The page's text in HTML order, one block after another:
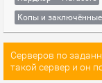
Копы и
Серверов по
такой сервер и он